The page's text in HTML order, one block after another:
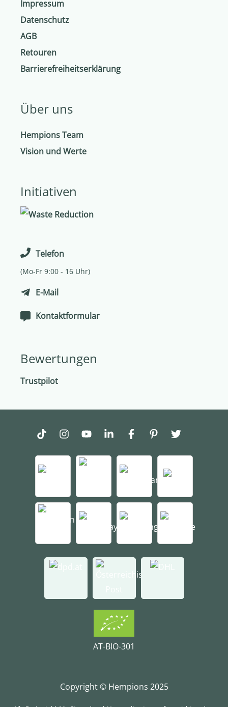
Impressum
Datenschutz
AGB
Retouren
Barrierefreiheitserklärung
Über uns
Hempions Team
Vision und Werte
Initiativen
Telefon
(Mo-Fr 9:00 - 16 Uhr)
E-Mail
Kontaktformular
Bewertungen
Trustpilot
AT-BIO-301
Copyright © Hempions 2025